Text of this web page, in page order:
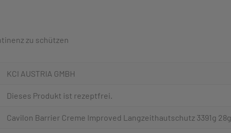
zu schützen
KCI AUSTRIA GMBH
Dieses Produkt ist rezeptfrei.
Cavilon Barrier Creme Improved Langzeithautschutz 3391g 28g